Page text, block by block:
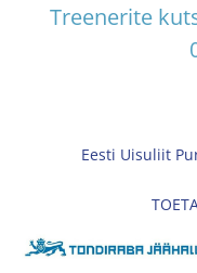
Treenerite
Eesti Uisuliit